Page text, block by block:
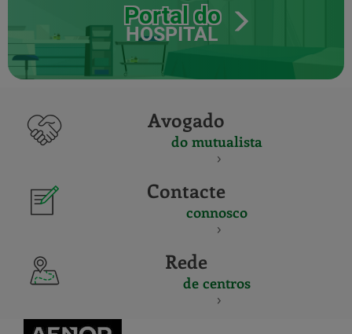
Portal do
HOSPITAL
Avogado
do mutualista
Contacte
connosco
Rede
de centros